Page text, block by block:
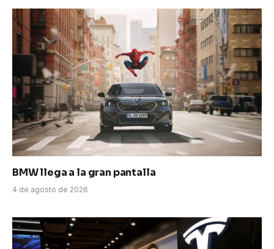
BMW llega a la gran pantalla
4 de agosto de 2026